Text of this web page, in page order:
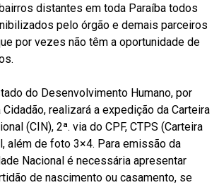
distantes em toda Paraíba todos
pelo órgão e demais parceiros
por vezes não têm a oportunidade de
do Desenvolvimento Humano, por
realizará a expedição da Carteira
(CIN), 2ª. via do CPF, CTPS (Carteira
além de foto 3×4. Para emissão da
Nacional é necessária apresentar
de nascimento ou casamento, se